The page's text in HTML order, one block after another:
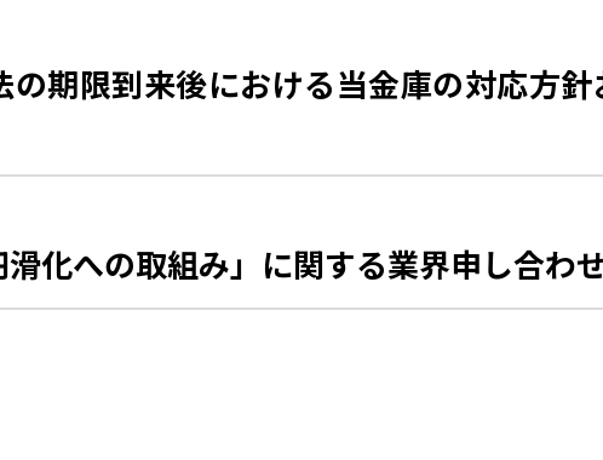
の期限到来後における当金庫の対応方
滑化への取組み」に関する業界申し合わ